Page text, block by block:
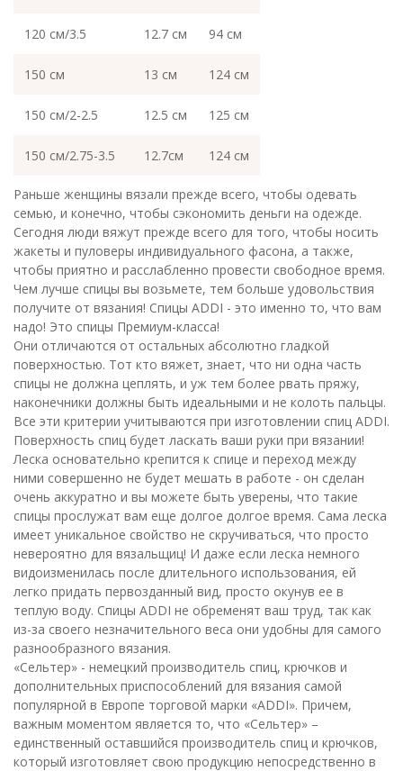
120 см/3.5 12.7 см 94 см
150 см 13 см 124 см
150 см/2-2.5 12.5 см 125 см
150 см/2.75-3.5 12.7см 124 см
Раньше женщины вязали прежде всего, чтобы одевать
семью, и конечно, чтобы сэкономить деньги на одежде.
Сегодня люди вяжут прежде всего для того, чтобы носить
жакеты и пуловеры индивидуального фасона, а также,
чтобы приятно и расслабленно провести свободное время.
Чем лучше спицы вы возьмете, тем больше удовольствия
получите от вязания! Спицы ADDI - это именно то, что вам
надо! Это спицы Премиум-класса!
Они отличаются от остальных абсолютно гладкой
поверхностью. Тот кто вяжет, знает, что ни одна часть
спицы не должна цеплять, и уж тем более рвать пряжу,
наконечники должны быть идеальными и не колоть пальцы.
Все эти критерии учитываются при изготовлении спиц ADDI.
Поверхность спиц будет ласкать ваши руки при вязании!
Леска основательно крепится к спице и переход между
ними совершенно не будет мешать в работе - он сделан
очень аккуратно и вы можете быть уверены, что такие
спицы прослужат вам еще долгое долгое время. Сама леска
имеет уникальное свойство не скручиваться, что просто
невероятно для вязальщиц! И даже если леска немного
видоизменилась после длительного использования, ей
легко придать первозданный вид, просто окунув ее в
теплую воду. Спицы ADDI не обременят ваш труд, так как
из-за своего незначительного веса они удобны для самого
разнообразного вязания.
«Сельтер» - немецкий производитель спиц, крючков и
дополнительных приспособлений для вязания самой
популярной в Европе торговой марки «ADDI». Причем,
важным моментом является то, что «Сельтер» –
единственный оставшийся производитель спиц и крючков,
который изготовляет свою продукцию непосредственно в